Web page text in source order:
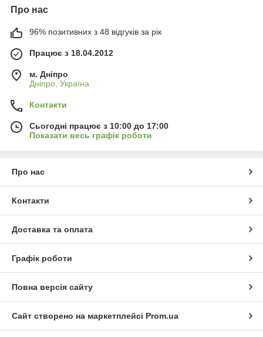
Про нас
96% позитивних з 48 відгуків за рік
Працює з 18.04.2012
м. Дніпро
Дніпро, Україна
Контакти
Сьогодні працює з 10:00 до 17:00
Показати весь графік роботи
Про нас
Контакти
Доставка та оплата
Графік роботи
Повна версія сайту
Сайт створено на маркетплейсі Prom.ua